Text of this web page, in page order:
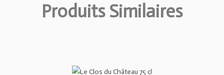
Produits Similaires